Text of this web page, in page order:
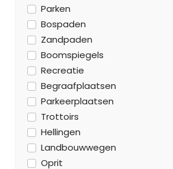
Parken
Bospaden
Zandpaden
Boomspiegels
Recreatie
Begraafplaatsen
Parkeerplaatsen
Trottoirs
Hellingen
Landbouwwegen
Oprit